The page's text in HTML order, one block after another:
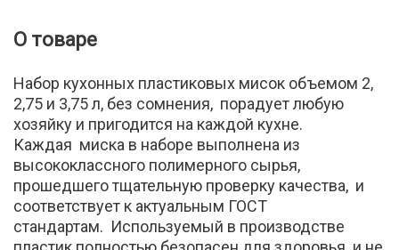
О товаре
Набор кухонных пластиковых мисок объемом 2,
2,75 и 3,75 л, без сомнения, порадует любую
хозяйку и пригодится на каждой кухне.
Каждая миска в наборе выполнена из
высококлассного полимерного сырья,
прошедшего тщательную проверку качества, и
соответствует к актуальным ГОСТ
стандартам. Используемый в производстве